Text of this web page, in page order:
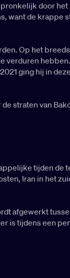
door het
want de krappe
Op het
verduren
ging hij in
straten van
tijden de
Iran in het
afgewerkt
is tijdens een